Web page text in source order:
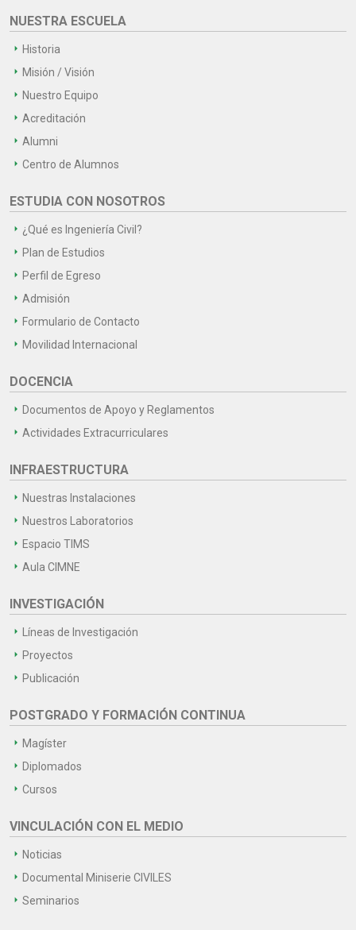
NUESTRA ESCUELA
Historia
Misión / Visión
Nuestro Equipo
Acreditación
Alumni
Centro de Alumnos
ESTUDIA CON NOSOTROS
¿Qué es Ingeniería Civil?
Plan de Estudios
Perfil de Egreso
Admisión
Formulario de Contacto
Movilidad Internacional
DOCENCIA
Documentos de Apoyo y Reglamentos
Actividades Extracurriculares
INFRAESTRUCTURA
Nuestras Instalaciones
Nuestros Laboratorios
Espacio TIMS
Aula CIMNE
INVESTIGACIÓN
Líneas de Investigación
Proyectos
Publicación
POSTGRADO Y FORMACIÓN CONTINUA
Magíster
Diplomados
Cursos
VINCULACIÓN CON EL MEDIO
Noticias
Documental Miniserie CIVILES
Seminarios